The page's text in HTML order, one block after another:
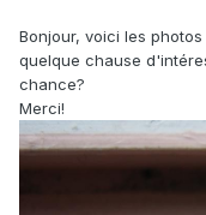
Bonjour, voici les
quelque chause
chance?
Merci!